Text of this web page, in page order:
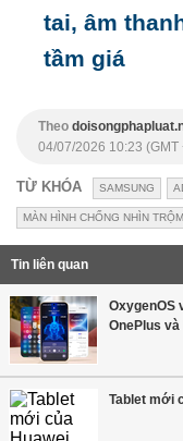
tai, âm
tầm giá
Theo
04/07/2026 10:23 (GMT
TỪ KHÓA SAMSUNG
MÀN HÌNH CHỐNG NHÌN TRỘM
Tin liên quan
OxygenOS
OnePlus
Tablet mới